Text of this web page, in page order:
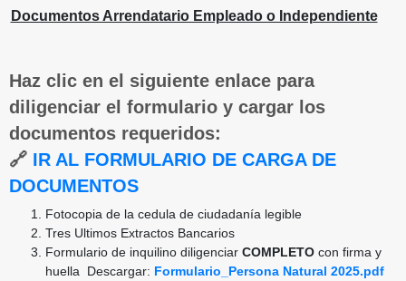
Documentos Arrendatario Empleado o Independiente
Haz clic en el siguiente enlace para
diligenciar el formulario y cargar los
documentos requeridos:
🔗 IR AL FORMULARIO DE CARGA DE
DOCUMENTOS
Fotocopia de la cedula de ciudadanía legible
Tres Ultimos Extractos Bancarios
Formulario de inquilino diligenciar COMPLETO con firma y
huella Descargar: Formulario_Persona Natural 2025.pdf